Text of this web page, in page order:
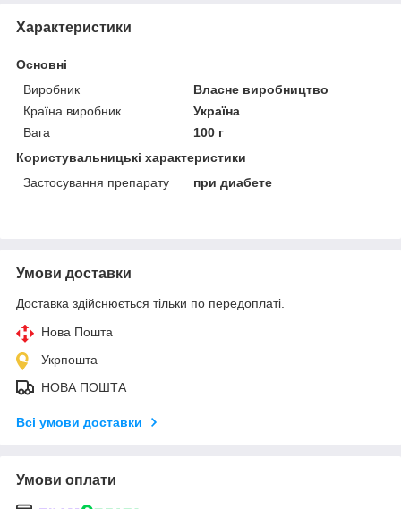
Характеристики
Основні
Виробник
Власне виробництво
Країна виробник
Україна
Вага
100 г
Користувальницькі характеристики
Застосування препарату
при диабете
Умови доставки
Доставка здійснюється тільки по передоплаті.
Нова Пошта
Укрпошта
НОВА ПОШТА
Всі умови доставки
Умови оплати